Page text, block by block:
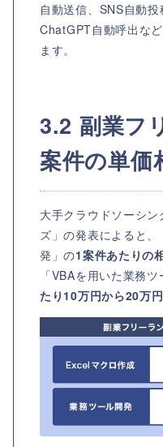
自動送信、SNS自動投
ChatGPT自動呼出な
ます。
3.2 副業フ
案件の単価
大手クラウドソーシ
ズ」の発表によると
発」の1案件あたりの
「VBAを用いた業務
たり10万円から20万